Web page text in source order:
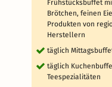
Frühstücksbuffet
Brötchen, feinen
Produkten von
Herstellern
täglich
täglich
Teespezialitäten